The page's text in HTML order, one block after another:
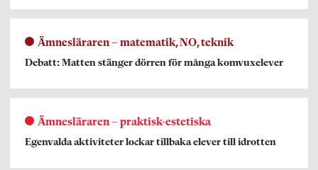
Ämnesläraren – matematik, NO, teknik
Debatt: Matten stänger dörren för många komvuxelever
Ämnesläraren – praktisk-estetiska
Egenvalda aktiviteter lockar tillbaka elever till idrotten